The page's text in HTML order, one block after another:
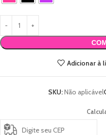
Adicionar à
SKU:Não aplicável